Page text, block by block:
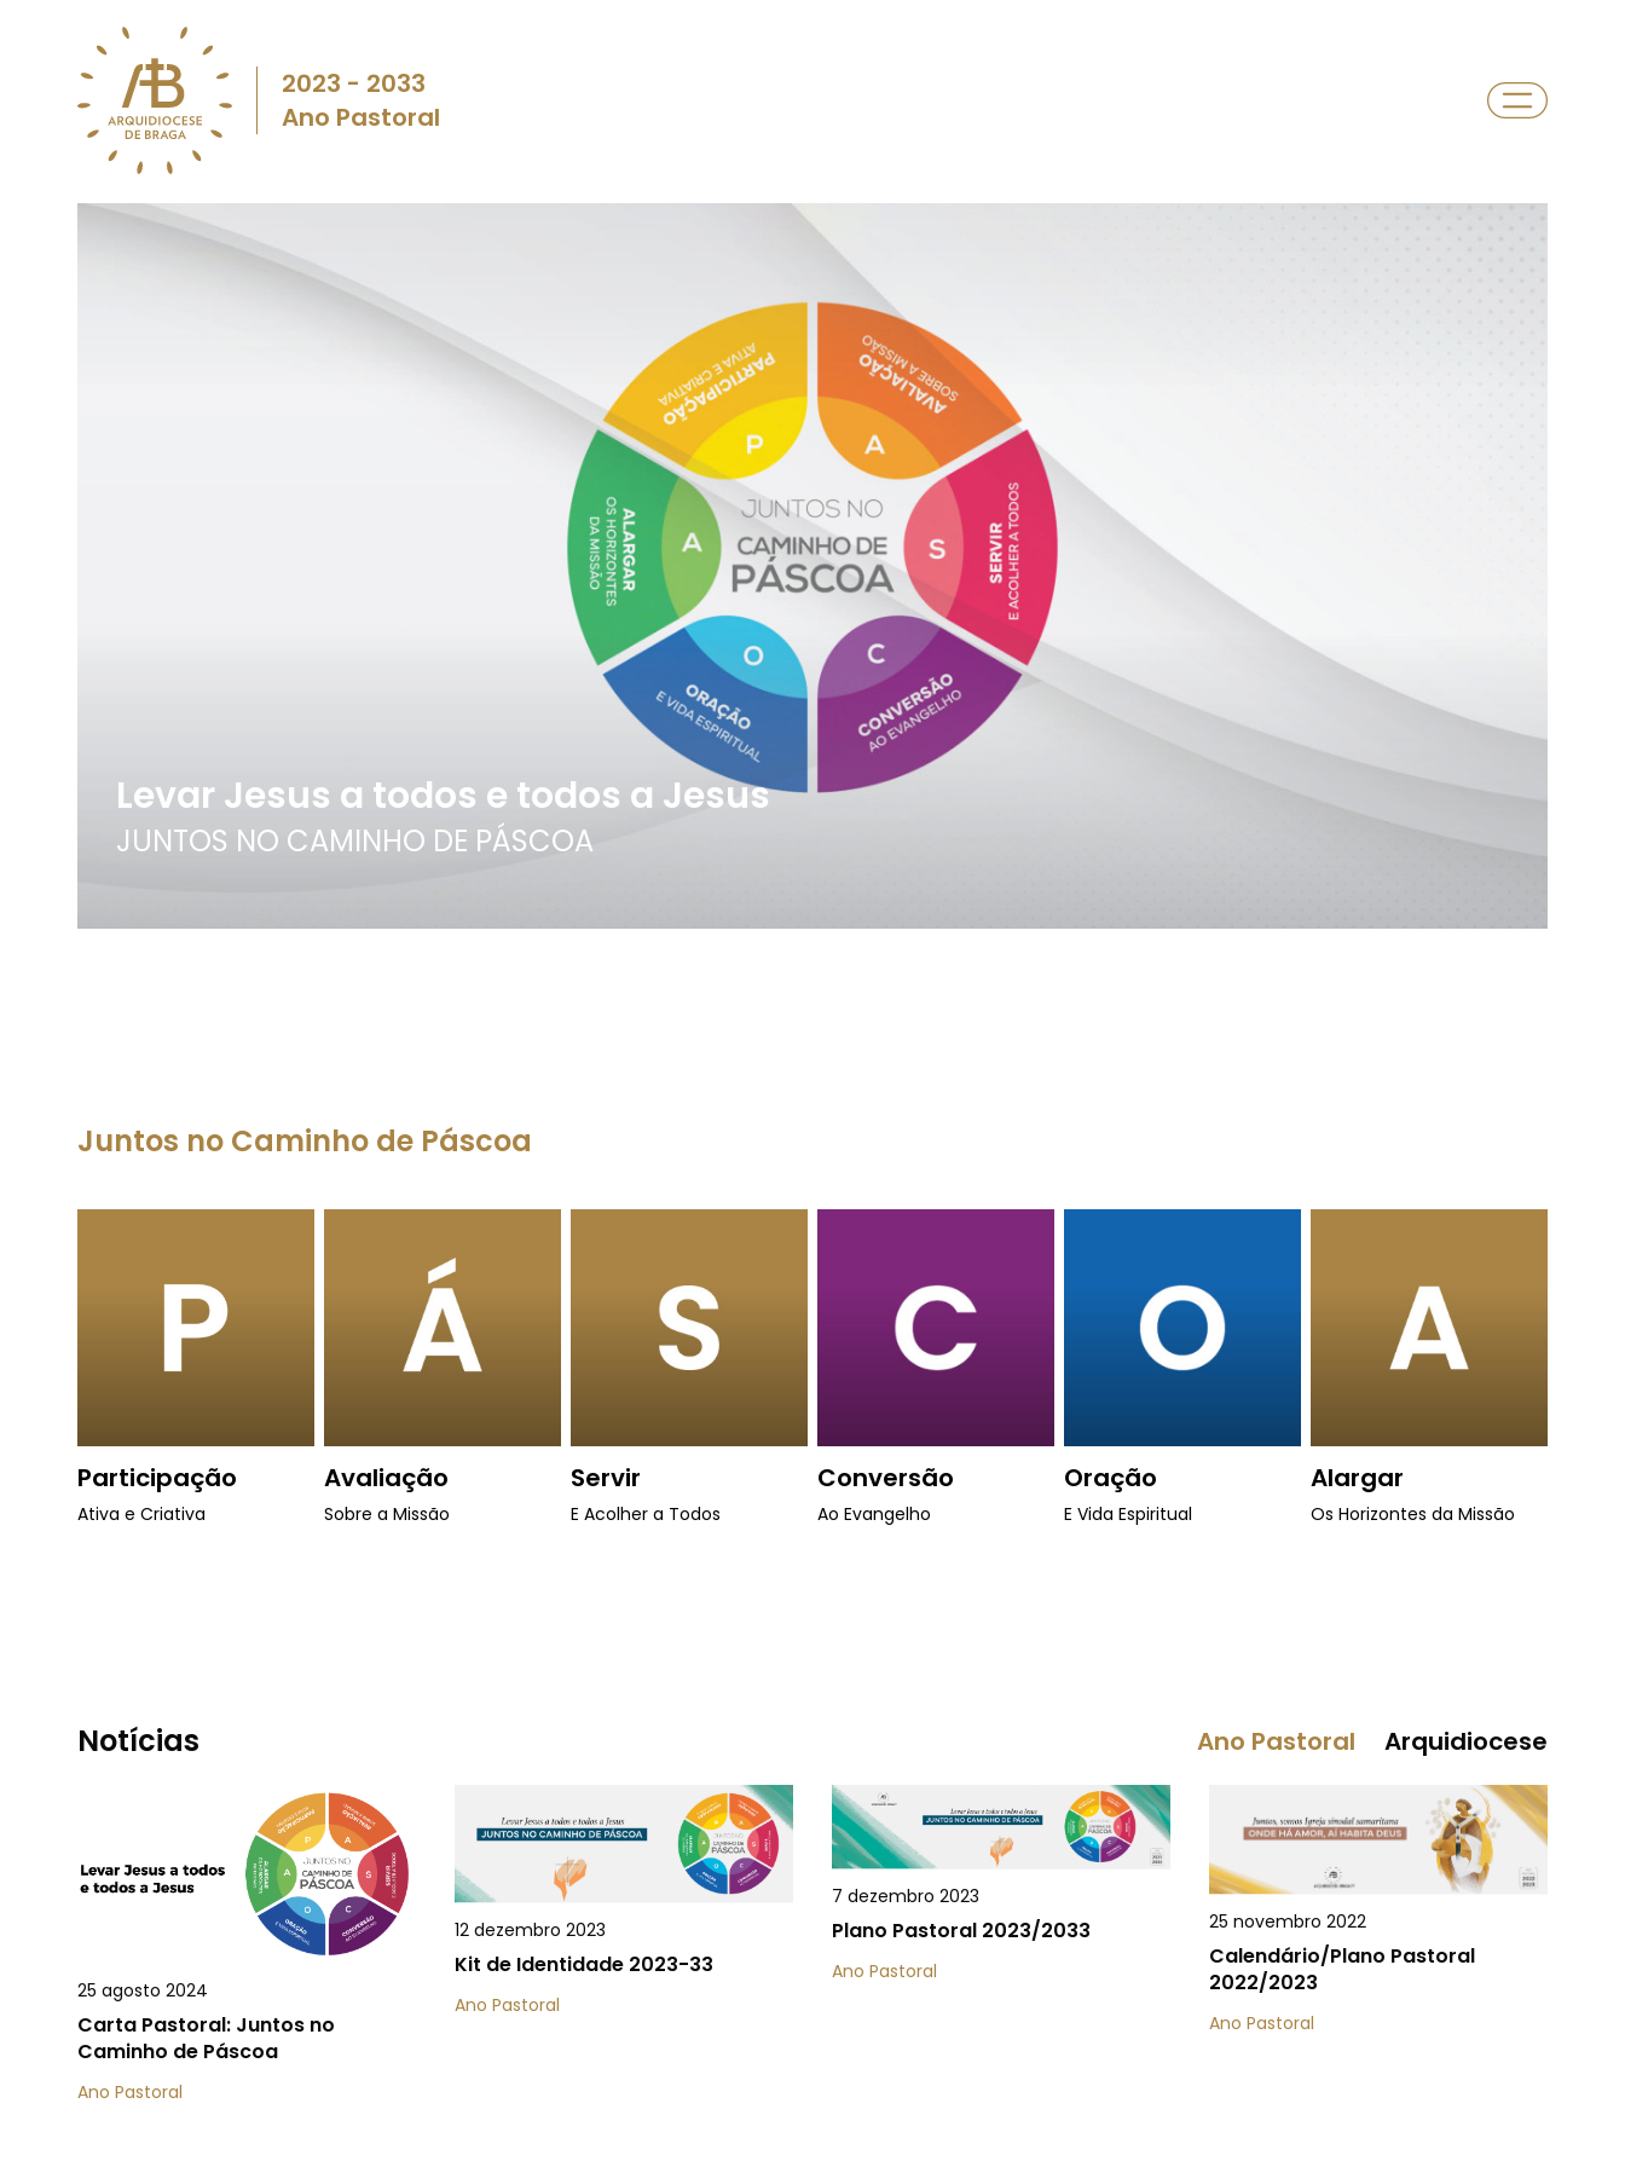
2023 - 2033
Ano Pastoral
Levar Jesus a todos e todos a Jesus
JUNTOS NO CAMINHO DE PÁSCOA
Juntos no Caminho de Páscoa
Participação
Ativa e Criativa
Avaliação
Sobre a Missão
Servir
E Acolher a Todos
Conversão
Ao Evangelho
Oração
E Vida Espiritual
Alargar
Os Horizontes da Missão
Notícias Ano Pastoral Arquidiocese
25 agosto 2024
Carta Pastoral: Juntos no
Caminho de Páscoa
Ano Pastoral
12 dezembro 2023
Kit de Identidade 2023-33
Ano Pastoral
7 dezembro 2023
Plano Pastoral 2023/2033
Ano Pastoral
25 novembro 2022
Calendário/Plano Pastoral
2022/2023
Ano Pastoral